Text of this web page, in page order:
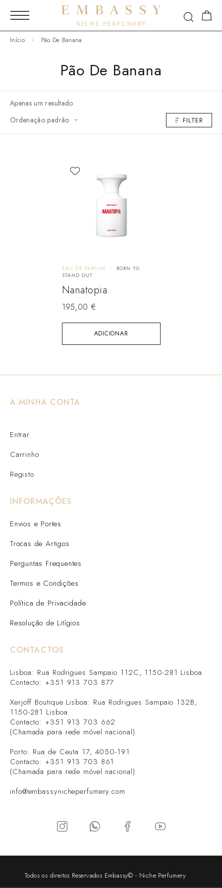
Início Pão De Banana
Pão De Banana
Apenas um resultado
Ordenação padrão
FILTER
ADICIONAR
EAU DE PARFUM
BORN TO
STAND OUT
Nanatopia
195,00 €
A MINHA CONTA
Entrar
Carrinho
Registo
INFORMAÇÕES
Envios e Portes
Trocas de Artigos
Perguntas Frequentes
Termos e Condições
Política de Privacidade
Resolução de Litígios
CONTACTOS
Lisboa: Rua Rodrigues Sampaio 112C, 1150-281 Lisboa
Contacto: +351 913 703 877
Xerjoff Boutique Lisboa: Rua Rodrigues Sampaio 132B,
1150-281 Lisboa
Contacto: +351 913 703 662
(Chamada para rede móvel nacional)
Porto: Rua de Ceuta 17, 4050-191
Contacto: +351 913 703 861
(Chamada para rede móvel nacional)
info@embassynicheperfumery.com
Todos os direitos Reservados Embassy© - Niche Perfumery